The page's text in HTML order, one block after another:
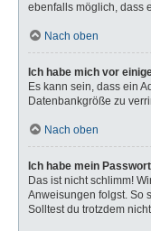
ebenfalls möglich, dass
Nach oben
Ich habe mich vor
Es kann sein, dass ein
Datenbankgröße zu
Nach oben
Ich habe mein
Das ist nicht schlimm!
Anweisungen folgst. So
Solltest du trotzdem